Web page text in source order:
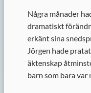
Några månader
dramatiskt
erkänt sina
Jörgen hade
äktenskap
barn som bara var